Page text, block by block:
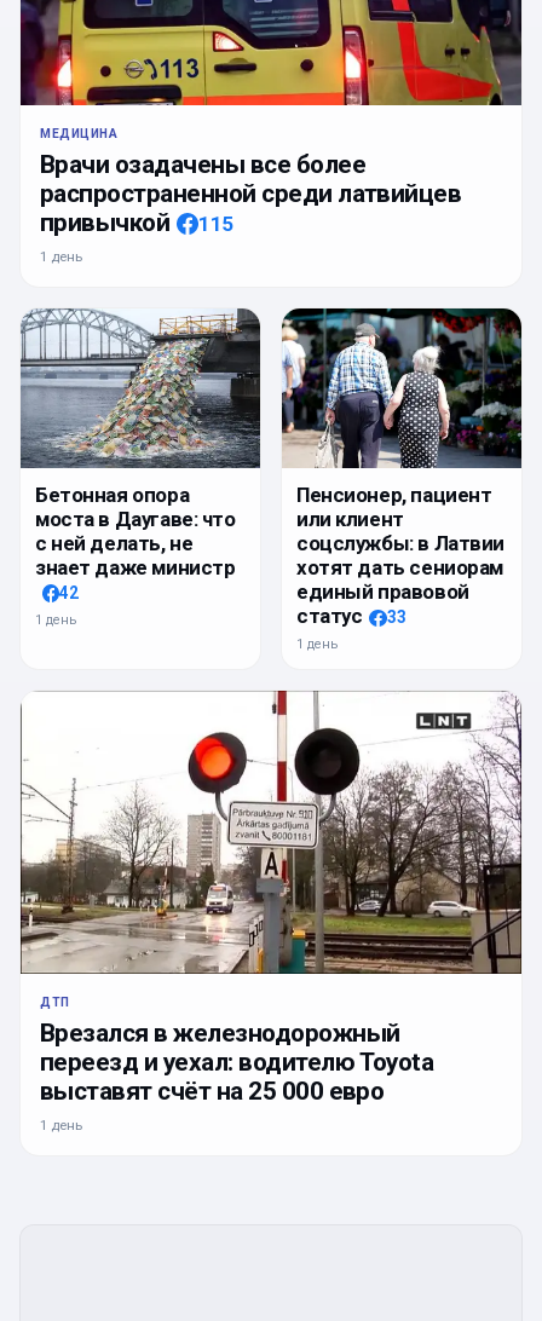
МЕДИЦИНА
Врачи озадачены все более
распространенной среди латвийцев
привычкой
115
1 день
Бетонная опора
моста в Даугаве: что
с ней делать, не
знает даже министр
42
1 день
Пенсионер, пациент
или клиент
соцслужбы: в Латвии
хотят дать сениорам
единый правовой
статус
33
1 день
ДТП
Врезался в железнодорожный
переезд и уехал: водителю Toyota
выставят счёт на 25 000 евро
1 день